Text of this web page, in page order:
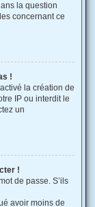
la question
concernant ce
!
la création de
IP ou interdit le
un
!
de passe. S’ils
avoir moins de